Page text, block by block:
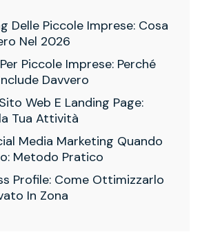
Delle Piccole Imprese: Cosa
Nel 2026
Piccole Imprese: Perché
Davvero
Web E Landing Page:
Tua Attività
Media Marketing Quando
Metodo Pratico
Profile: Come Ottimizzarlo
In Zona